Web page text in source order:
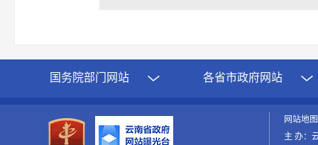
国务院部门网站 各省市政府网站
网站地
主 办：